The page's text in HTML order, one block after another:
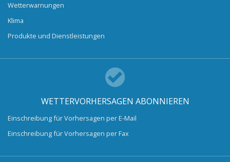
Wetterwarnungen
Klima
Produkte und Dienstleistungen
WETTERVORHERSAGEN ABONNIEREN
Einschreibung für Vorhersagen per E-Mail
Einschreibung für Vorhersagen per Fax